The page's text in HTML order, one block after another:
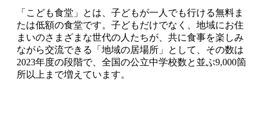
「こども食堂」とは、子どもが一人でも行ける無料ま
たは低額の食堂です。子どもだけでなく、地域にお住
まいのさまざまな世代の人たちが、共に食事を楽しみ
ながら交流できる「地域の居場所」として、その数は
2023年度の段階で、全国の公立中学校数と並ぶ9,000箇
所以上まで増えています。